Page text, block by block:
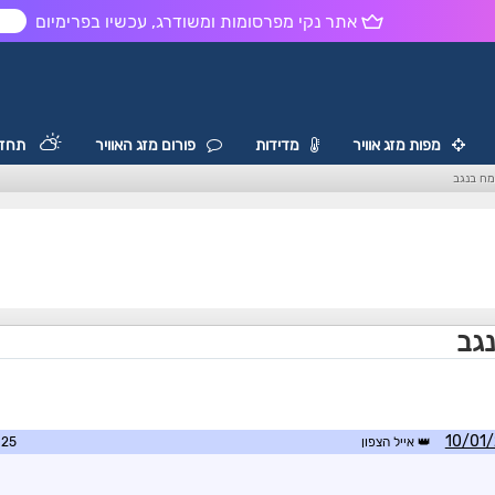
אתר נקי מפרסומות ומשודרג, עכשיו בפרימיום
מפות מזג אוויר מדידות פורום מזג האוויר
בנגב
אייל הצפון